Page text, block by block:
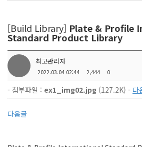
[Build Library] Plate & Profile
Standard Product Library
최고관리자
2022.03.04 02:44 2,444 0
- 첨부파일 : ex1_img02.jpg (127.2K) - 다
다음글